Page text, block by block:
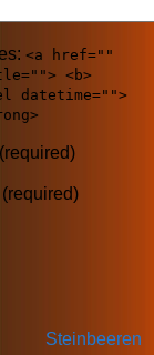
<a href=""
<b>
datetime="">
(required)
(required)
Steinbeeren